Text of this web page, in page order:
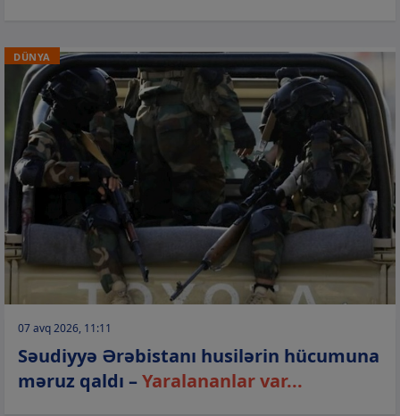
DÜNYA
07 avq 2026, 11:11
Səudiyyə Ərəbistanı husilərin hücumuna
məruz qaldı –Yaralananlar var...